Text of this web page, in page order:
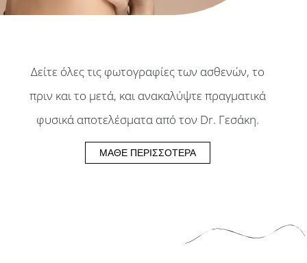
Δείτε όλες τις φωτογραφίες των ασθενών, το
πριν και το μετά, και ανακαλύψτε πραγματικά
φυσικά αποτελέσματα από τον Dr. Γεσάκη.
ΜΆΘΕ ΠΕΡΙΣΣΌΤΕΡΑ